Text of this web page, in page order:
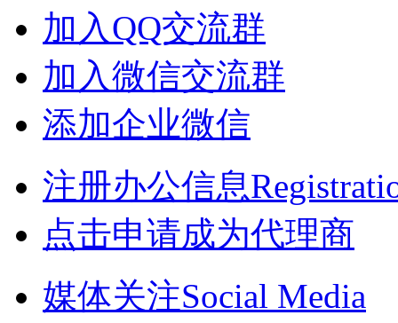
加入QQ交流群
加入微信交流群
添加企业微信
注册办公信息
点击申请成为代理商
媒体关注Social Media